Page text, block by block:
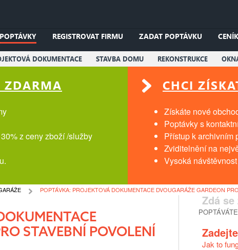
POPTÁVKY REGISTROVAT FIRMU ZADAT POPTÁVKU CENÍK
DOKUMENTACE STAVBA DOMU REKONSTRUKCE
ZDARMA
z ceny zboží /služby
CHCI
Získáte nové
Poptávky s
Přístup k archivním
Zviditelnění na
Vysoká
POPTÁVKA: PROJEKTOVÁ DOKUMENTACE DVOUGARÁŽE GARDEON
STAVEBNÍ POVOLENÍ
Zdá se
Jak to